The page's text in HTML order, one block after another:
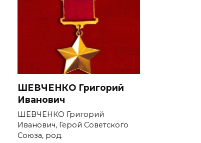
ШЕВЧЕНКО Григорий
Иванович
ШЕВЧЕНКО Григорий
Иванович, Герой Советского
Союза, род.